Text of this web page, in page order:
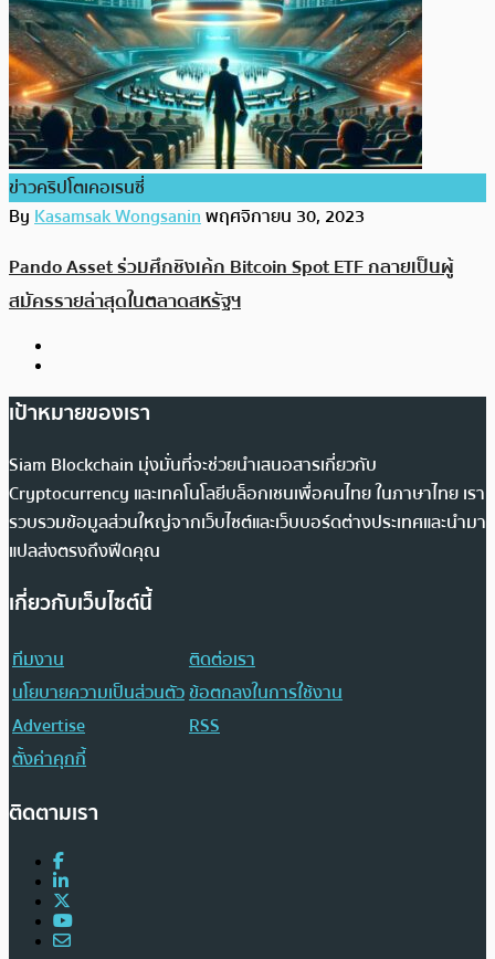
ข่าวคริปโตเคอเรนซี่
ByKasamsak Wongsaninพฤศจิกายน 30, 2023
Pando Asset ร่วมศึกชิงเค้ก Bitcoin Spot ETF กลายเป็นผู้
สมัครรายล่าสุดในตลาดสหรัฐฯ
เป้าหมายของเรา
Siam Blockchain มุ่งมั่นที่จะช่วยนำเสนอสารเกี่ยวกับ
Cryptocurrency และเทคโนโลยีบล็อกเชนเพื่อคนไทย ในภาษาไทย เรา
รวบรวมข้อมูลส่วนใหญ่จากเว็บไซต์และเว็บบอร์ดต่างประเทศและนำมา
แปลส่งตรงถึงฟีดคุณ
เกี่ยวกับเว็บไซต์นี้
ทีมงาน
ติดต่อเรา
นโยบายความเป็นส่วนตัวข้อตกลงในการใช้งาน
Advertise
RSS
ตั้งค่าคุกกี้
ติดตามเรา